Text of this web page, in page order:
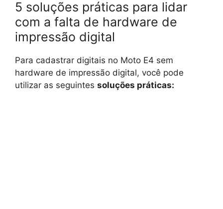
5 soluções práticas para lidar
com a falta de hardware de
impressão digital
Para cadastrar digitais no Moto E4 sem
hardware de impressão digital, você pode
utilizar as seguintes soluções práticas: